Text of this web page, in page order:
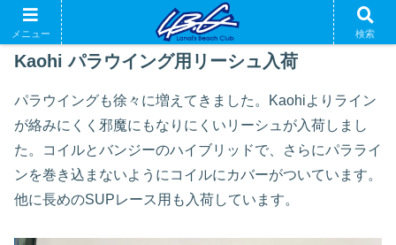
Kaohi パラウイング用リーシュ入荷
パラウイングも徐々に増えてきました。Kaohiよりライン
が絡みにくく邪魔にもなりにくいリーシュが入荷しまし
た。コイルとバンジーのハイブリッドで、さらにパラライ
ンを巻き込まないようにコイルにカバーがついています。
他に長めのSUPレース用も入荷しています。
メニュー 検索